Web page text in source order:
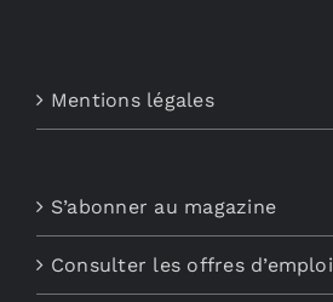
Mentions légales
S’abonner au magazine
Consulter les offres d’emploi